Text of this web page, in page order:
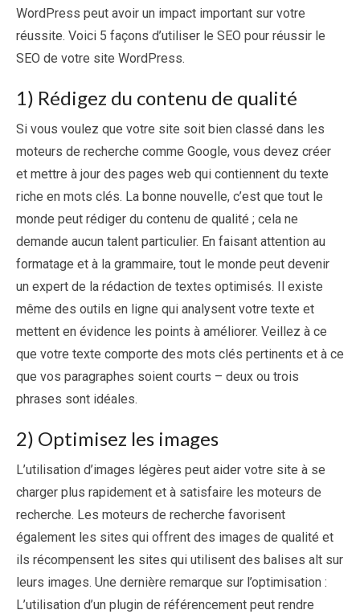
WordPress peut avoir un impact important sur votre
réussite. Voici 5 façons d’utiliser le SEO pour réussir le
SEO de votre site WordPress.
1) Rédigez du contenu de qualité
Si vous voulez que votre site soit bien classé dans les
moteurs de recherche comme Google, vous devez créer
et mettre à jour des pages web qui contiennent du texte
riche en mots clés. La bonne nouvelle, c’est que tout le
monde peut rédiger du contenu de qualité ; cela ne
demande aucun talent particulier. En faisant attention au
formatage et à la grammaire, tout le monde peut devenir
un expert de la rédaction de textes optimisés. Il existe
même des outils en ligne qui analysent votre texte et
mettent en évidence les points à améliorer. Veillez à ce
que votre texte comporte des mots clés pertinents et à ce
que vos paragraphes soient courts – deux ou trois
phrases sont idéales.
2) Optimisez les images
L’utilisation d’images légères peut aider votre site à se
charger plus rapidement et à satisfaire les moteurs de
recherche. Les moteurs de recherche favorisent
également les sites qui offrent des images de qualité et
ils récompensent les sites qui utilisent des balises alt sur
leurs images. Une dernière remarque sur l’optimisation :
L’utilisation d’un plugin de référencement peut rendre